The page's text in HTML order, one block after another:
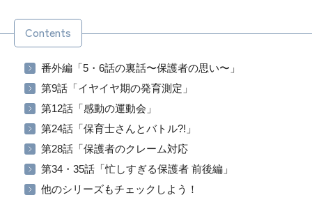
Contents
番外編「5・6話の裏話〜保護者の思い〜」
第9話「イヤイヤ期の発育測定」
第12話「感動の運動会」
第24話「保育士さんとバトル?!」
第28話「保護者のクレーム対応
第34・35話「忙しすぎる保護者 前後編」
他のシリーズもチェックしよう！